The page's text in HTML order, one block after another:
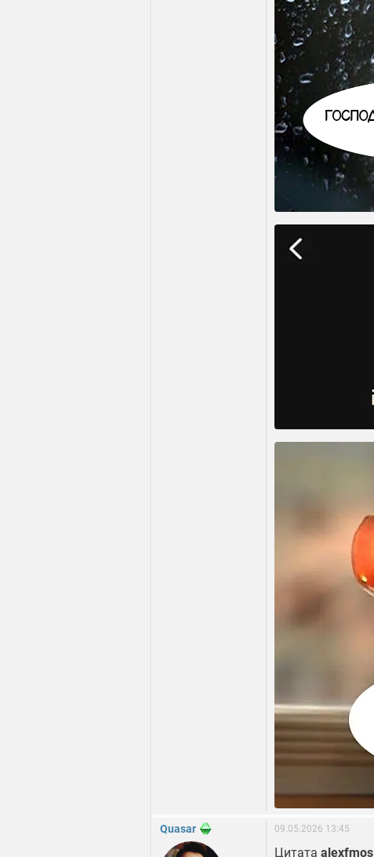
Quasar 09.05.2026 13:45
Цитата alexfmos